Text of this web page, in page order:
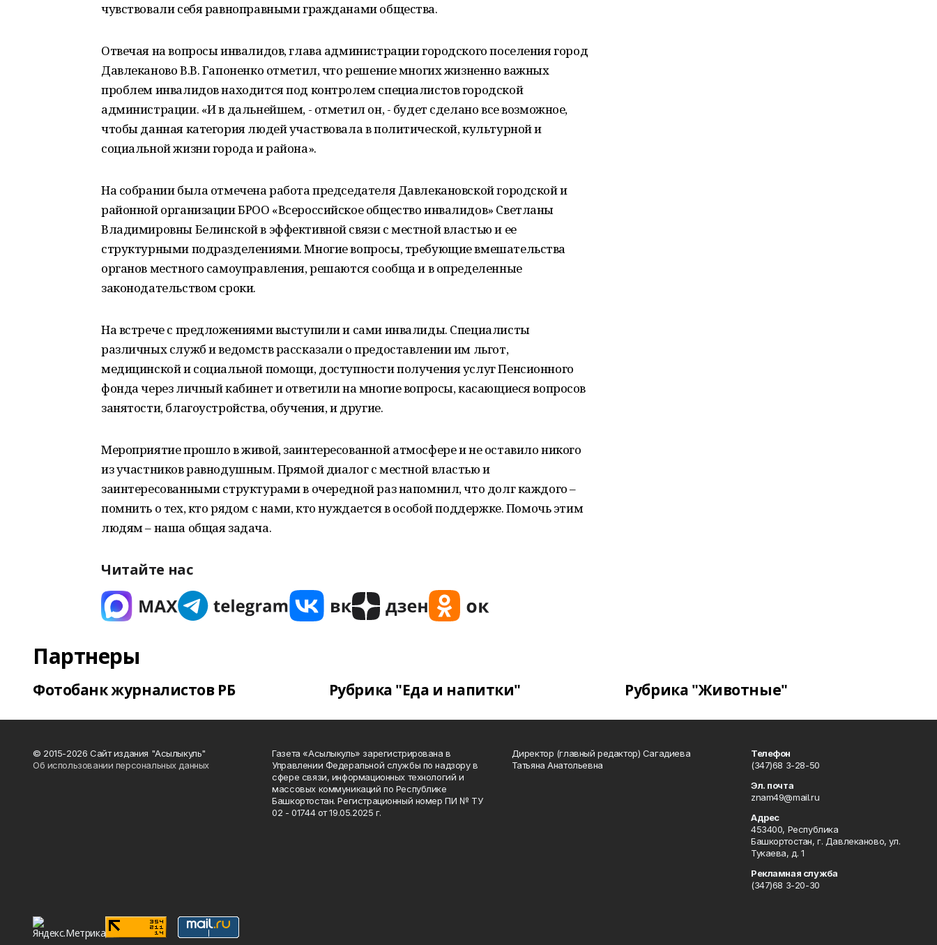
чувствовали себя равноправными гражданами общества.
Отвечая на вопросы инвалидов, глава администрации городского поселения город
Давлеканово В.В. Гапоненко отметил, что решение многих жизненно важных
проблем инвалидов находится под контролем специалистов городской
администрации. «И в дальнейшем, - отметил он, - будет сделано все возможное,
чтобы данная категория людей участвовала в политической, культурной и
социальной жизни города и района».
На собрании была отмечена работа председателя Давлекановской городской и
районной организации БРОО «Всероссийское общество инвалидов» Светланы
Владимировны Белинской в эффективной связи с местной властью и ее
структурными подразделениями. Многие вопросы, требующие вмешательства
органов местного самоуправления, решаются сообща и в определенные
законодательством сроки.
На встрече с предложениями выступили и сами инвалиды. Специалисты
различных служб и ведомств рассказали о предоставлении им льгот,
медицинской и социальной помощи, доступности получения услуг Пенсионного
фонда через личный кабинет и ответили на многие вопросы, касающиеся вопросов
занятости, благоустройства, обучения, и другие.
Мероприятие прошло в живой, заинтересованной атмосфере и не оставило никого
из участников равнодушным. Прямой диалог с местной властью и
заинтересованными структурами в очередной раз напомнил, что долг каждого –
помнить о тех, кто рядом с нами, кто нуждается в особой поддержке. Помочь этим
людям – наша общая задача.
Читайте нас
Партнеры
Фотобанк журналистов РБ Рубрика "Еда и напитки" Рубрика "Животные"
© 2015-2026 Сайт издания "Асылыкуль"
Об использовании персональных данных
Газета «Асылыкуль» зарегистрирована в
Управлении Федеральной службы по надзору в
сфере связи, информационных технологий и
массовых коммуникаций по Республике
Башкортостан. Регистрационный номер ПИ № ТУ
02 - 01744 от 19.05.2025 г.
Директор (главный редактор) Сагадиева
Татьяна Анатольевна
Телефон
(347)68 3-28-50
Эл. почта
znam49@mail.ru
Адрес
453400, Республика
Башкортостан, г. Давлеканово, ул.
Тукаева, д. 1
Рекламная служба
(347)68 3-20-30